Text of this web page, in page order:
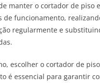
manter o cortador de piso
de funcionamento,
regularmente e
escolher o cortador de
é essencial para garantir